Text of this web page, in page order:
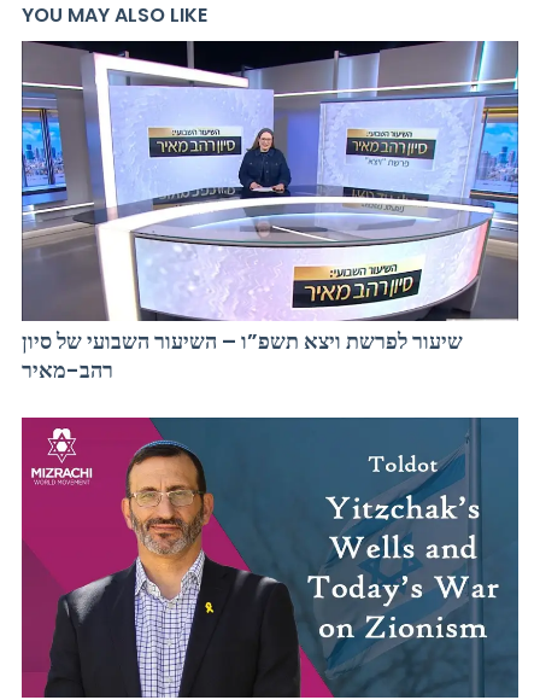
YOU MAY ALSO LIKE
שיעור לפרשת ויצא תשפ”ו – השיעור השבועי של סיון
רהב-מאיר